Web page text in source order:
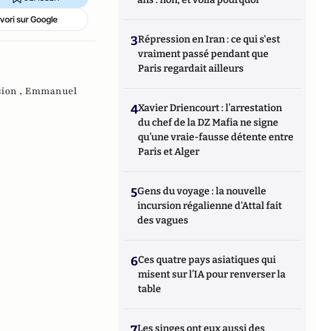
sur Google
, Emmanuel
3Répression en Iran : ce qui s'est
vraiment passé pendant que
Paris regardait ailleurs
4Xavier Driencourt : l’arrestation
du chef de la DZ Mafia ne signe
qu’une vraie-fausse détente entre
Paris et Alger
5Gens du voyage : la nouvelle
incursion régalienne d'Attal fait
des vagues
6Ces quatre pays asiatiques qui
misent sur l’IA pour renverser la
table
Les singes ont eux aussi des